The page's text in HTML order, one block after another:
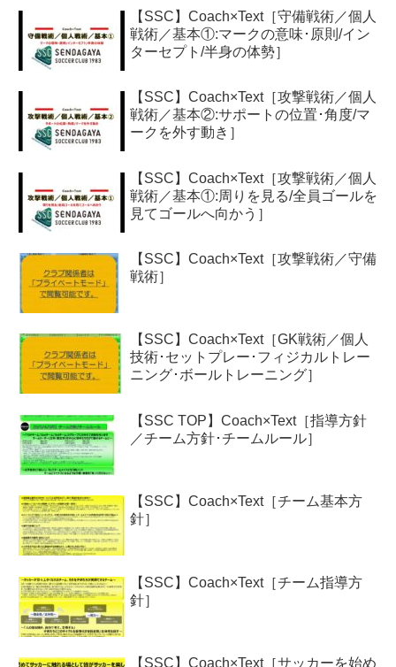
【SSC】Coach×Text［守備戦術／個人
戦術／基本①:マークの意味･原則/イン
ターセプト/半身の体勢］
【SSC】Coach×Text［攻撃戦術／個人
戦術／基本②:サポートの位置･角度/マ
ークを外す動き］
【SSC】Coach×Text［攻撃戦術／個人
戦術／基本①:周りを見る/全員ゴールを
見てゴールへ向かう］
【SSC】Coach×Text［攻撃戦術／守備
戦術］
【SSC】Coach×Text［GK戦術／個人
技術･セットプレー･フィジカルトレー
ニング･ボールトレーニング］
【SSC TOP】Coach×Text［指導方針
／チーム方針･チームルール］
【SSC】Coach×Text［チーム基本方
針］
【SSC】Coach×Text［チーム指導方
針］
【SSC】Coach×Text［サッカーを始め